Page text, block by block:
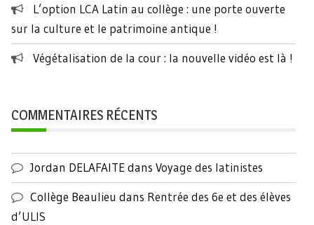
L’option LCA Latin au collège : une porte ouverte
sur la culture et le patrimoine antique !
Végétalisation de la cour : la nouvelle vidéo est là !
COMMENTAIRES RÉCENTS
Jordan DELAFAITEdans Voyage des latinistes
Collège Beaulieu dans Rentrée des 6e et des élèves
d’ULIS